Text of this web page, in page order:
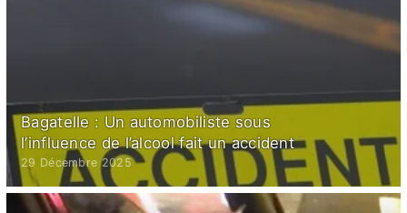
Bagatelle : Un automobiliste sous
l’influence de l’alcool fait un accident
29 Décembre 2025